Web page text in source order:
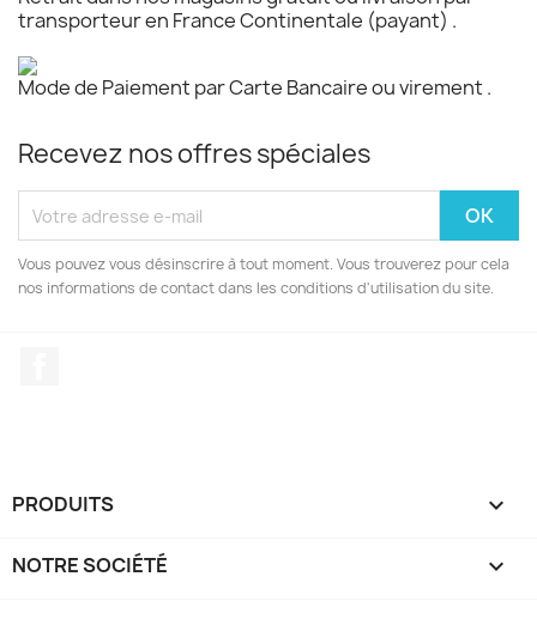
transporteur en France Continentale (payant) .
Mode de Paiement par Carte Bancaire ou virement .
Recevez nos offres spéciales
Vous pouvez vous désinscrire à tout moment. Vous trouverez pour cela
nos informations de contact dans les conditions d'utilisation du site.
PRODUITS 
NOTRE SOCIÉTÉ 